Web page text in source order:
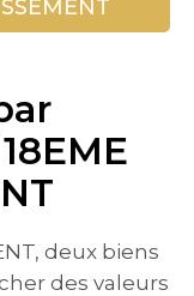
deux biens
des valeurs